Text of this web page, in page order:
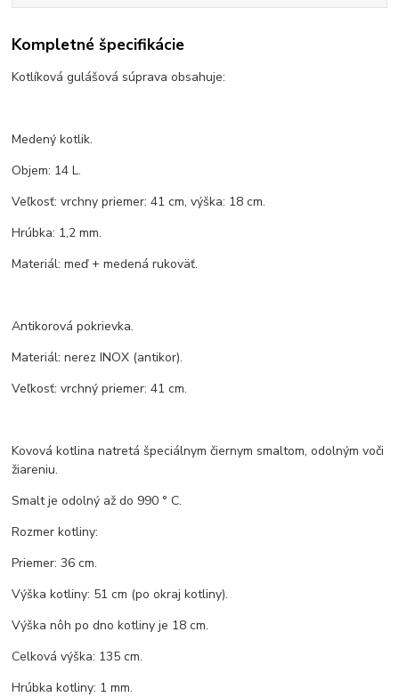
Kompletné špecifikácie
Kotlíková gulášová súprava obsahuje:
Medený kotlik.
Objem: 14 L.
Veľkosť: vrchny priemer: 41 cm, výška: 18 cm.
Hrúbka: 1,2 mm.
Materiál: meď + medená rukoväť.
Antikorová pokrievka.
Materiál: nerez INOX (antikor).
Veľkosť: vrchný priemer: 41 cm.
Kovová kotlina natretá špeciálnym čiernym smaltom, odolným voči
žiareniu.
Smalt je odolný až do 990 ° C.
Rozmer kotliny:
Priemer: 36 cm.
Výška kotliny: 51 cm (po okraj kotliny).
Výška nôh po dno kotliny je 18 cm.
Celková výška: 135 cm.
Hrúbka kotliny: 1 mm.